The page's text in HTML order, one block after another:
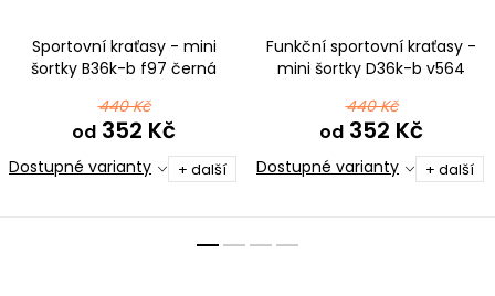
Sportovní kraťasy - mini
šortky B36k-b f97 černá
440 Kč
od 352 Kč
Dostupné varianty + další
Funkční sportovní kraťasy -
mini šortky D36k-b v564
440 Kč
od 352 Kč
Dostupné varianty + další